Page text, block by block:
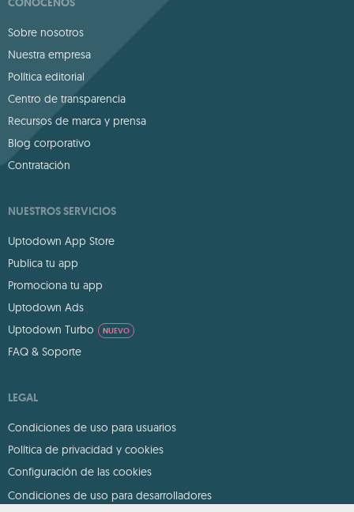
Sobre nosotros
Nuestra empresa
Política editorial
Centro de transparencia
Recursos de marca y prensa
Blog corporativo
Contratación
NUESTROS SERVICIOS
Uptodown App Store
Publica tu app
Promociona tu app
Uptodown Ads
Uptodown Turbo
NUEVO
FAQ & Soporte
LEGAL
Condiciones de uso para usuarios
Política de privacidad y cookies
Configuración de las cookies
Condiciones de uso para desarrolladores